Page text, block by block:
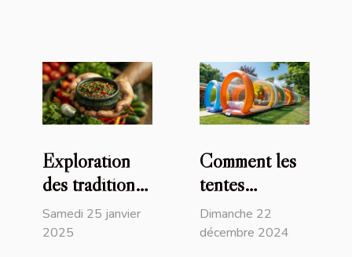
Exploration
des traditions
culinaires
créoles à
Samedi 25 janvier
2025
Comment les
tentes
gonflables
peuvent
Dimanche 22
décembre 2024